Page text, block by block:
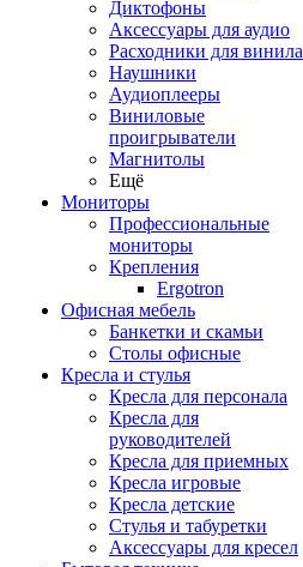
Диктофоны
Аксессуары для аудио
Расходники для винила
Наушники
Аудиоплееры
Виниловые
проигрыватели
Магнитолы
Ещё
Мониторы
Профессиональные
мониторы
Крепления
Ergotron
Офисная мебель
Банкетки и скамьи
Столы офисные
Кресла и стулья
Кресла для персонала
Кресла для
руководителей
Кресла для приемных
Кресла игровые
Кресла детские
Стулья и табуретки
Аксессуары для кресел